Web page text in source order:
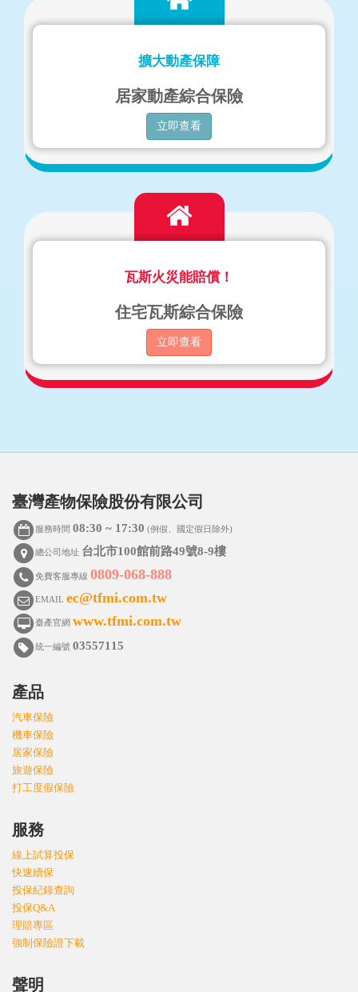
擴大動產保障
居家動產綜合保險
立即查看
瓦斯火災能賠償！
住宅瓦斯綜合保險
立即查看
臺灣產物保險股份有限公司
服務時間08:30 ~ 17:30 (例假、國定假日除外)
總公司地址 台北市100館前路49號8-9樓
免費客服專線0809-068-888
EMAILec@tfmi.com.tw
臺產官網www.tfmi.com.tw
統一編號03557115
產品
汽車保險
機車保險
居家保險
旅遊保險
打工度假保險
服務
線上試算投保
快速續保
投保紀錄查詢
投保Q&A
理賠專區
強制保險證下載
聲明